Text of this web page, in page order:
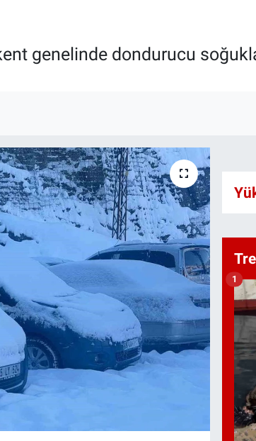
genelinde dondurucu
1